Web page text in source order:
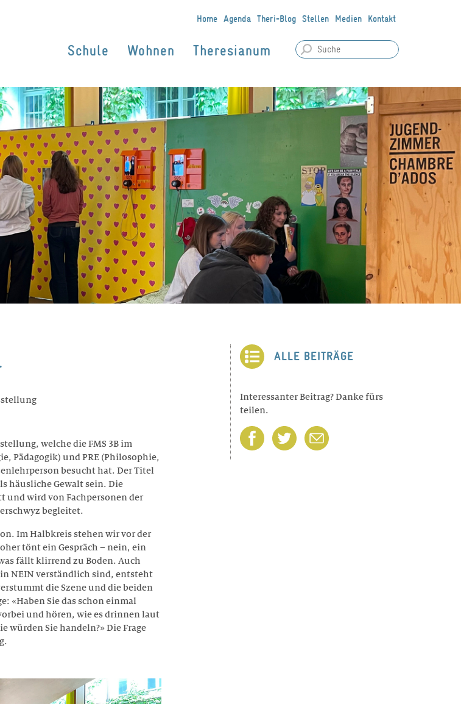
Home Agenda Theri-Blog Stellen Medien Kontakt
Schule Wohnen Theresianum
welche die FMS 3B im
Pädagogik) und PRE (Philosophie,
besucht hat. Der Titel
häusliche Gewalt sein. Die
und wird von Fachpersonen der
begleitet.
Im Halbkreis stehen wir vor der
tönt ein Gespräch – nein, ein
fällt klirrend zu Boden. Auch
NEIN verständlich sind, entsteht
die Szene und die beiden
«Haben Sie das schon einmal
und hören, wie es drinnen laut
würden Sie handeln?» Die Frage
ALLE BEITRÄGE
Interessanter Beitrag? Danke fürs
teilen.